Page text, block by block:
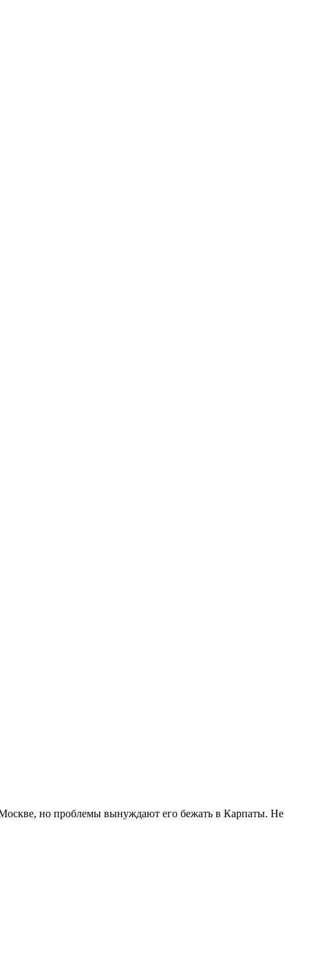
но проблемы вынуждают его бежать в Карпаты. Не